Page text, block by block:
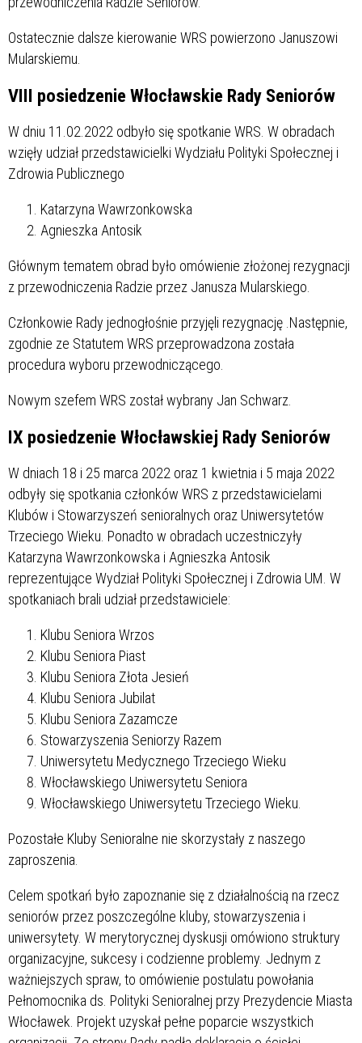
Ostatecznie dalsze kierowanie WRS powierzono Januszowi
Mularskiemu.
VIII posiedzenie Włocławskie Rady Seniorów
W dniu 11.02.2022 odbyło się spotkanie WRS. W obradach
wzięły udział przedstawicielki Wydziału Polityki Społecznej i
Zdrowia Publicznego
Katarzyna Wawrzonkowska
Agnieszka Antosik
Głównym tematem obrad było omówienie złożonej rezygnacji
z przewodniczenia Radzie przez Janusza Mularskiego.
Członkowie Rady jednogłośnie przyjęli rezygnację .Następnie,
zgodnie ze Statutem WRS przeprowadzona została
procedura wyboru przewodniczącego.
Nowym szefem WRS został wybrany Jan Schwarz.
IX posiedzenie Włocławskiej Rady Seniorów
W dniach 18 i 25 marca 2022 oraz 1 kwietnia i 5 maja 2022
odbyły się spotkania członków WRS z przedstawicielami
Klubów i Stowarzyszeń senioralnych oraz Uniwersytetów
Trzeciego Wieku. Ponadto w obradach uczestniczyły
Katarzyna Wawrzonkowska i Agnieszka Antosik
reprezentujące Wydział Polityki Społecznej i Zdrowia UM. W
spotkaniach brali udział przedstawiciele:
Klubu Seniora Wrzos
Klubu Seniora Piast
Klubu Seniora Złota Jesień
Klubu Seniora Jubilat
Klubu Seniora Zazamcze
Stowarzyszenia Seniorzy Razem
Uniwersytetu Medycznego Trzeciego Wieku
Włocławskiego Uniwersytetu Seniora
Włocławskiego Uniwersytetu Trzeciego Wieku.
Pozostałe Kluby Senioralne nie skorzystały z naszego
zaproszenia.
Celem spotkań było zapoznanie się z działalnością na rzecz
seniorów przez poszczególne kluby, stowarzyszenia i
uniwersytety. W merytorycznej dyskusji omówiono struktury
organizacyjne, sukcesy i codzienne problemy. Jednym z
ważniejszych spraw, to omówienie postulatu powołania
Pełnomocnika ds. Polityki Senioralnej przy Prezydencie Miasta
Włocławek. Projekt uzyskał pełne poparcie wszystkich